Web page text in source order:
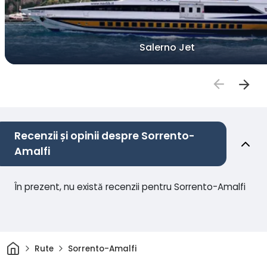
Salerno Jet
Recenzii și opinii despre Sorrento-
Amalfi
În prezent, nu există recenzii pentru Sorrento-Amalfi
AcasăRute Sorrento-Amalfi